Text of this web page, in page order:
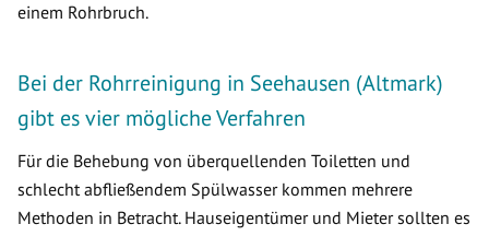
einem Rohrbruch.
Bei der Rohrreinigung in Seehausen (Altmark)
gibt es vier mögliche Verfahren
Für die Behebung von überquellenden Toiletten und
schlecht abfließendem Spülwasser kommen mehrere
Methoden in Betracht. Hauseigentümer und Mieter sollten es